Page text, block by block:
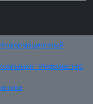
"Инфомастер